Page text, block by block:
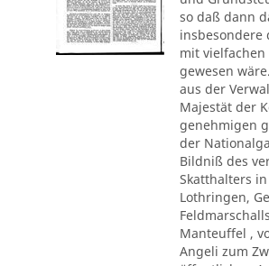
so daß dann
insbesondere
mit
gewesen
aus der
Majestät der
genehmigen
der
Bildniß des
Skatthalters in
Lothringen,
Manteuffel ,
Angeli zum